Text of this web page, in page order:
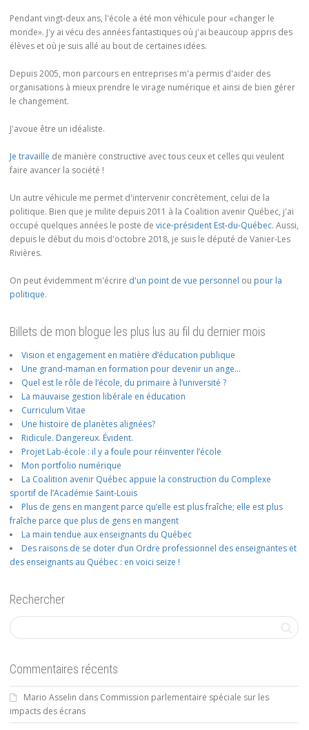
Pendant vingt-deux ans, l'école a été mon véhicule pour «changer le
monde». J'y ai vécu des années fantastiques où j'ai beaucoup appris des
élèves et où je suis allé au bout de certaines idées.
Depuis 2005, mon parcours en entreprises m'a permis d'aider des
organisations à mieux prendre le virage numérique et ainsi de bien gérer
le changement.
J'avoue être un idéaliste.
Je travaille de manière constructive avec tous ceux et celles qui veulent
faire avancer la société !
Un autre véhicule me permet d'intervenir concrètement, celui de la
politique. Bien que je milite depuis 2011 à la Coalition avenir Québec, j'ai
occupé quelques années le poste de vice-président Est-du-Québec. Aussi,
depuis le début du mois d'octobre 2018, je suis le député de Vanier-Les
Rivières.
On peut évidemment m'écrire d'un point de vue personnel ou pour la
politique.
Billets de mon blogue les plus lus au fil du dernier mois
Vision et engagement en matière d’éducation publique
Une grand-maman en formation pour devenir un ange…
Quel est le rôle de l’école, du primaire à l’université ?
La mauvaise gestion libérale en éducation
Curriculum Vitae
Une histoire de planètes alignées?
Ridicule. Dangereux. Évident.
Projet Lab-école : il y a foule pour réinventer l’école
Mon portfolio numérique
La Coalition avenir Québec appuie la construction du Complexe
sportif de l’Académie Saint-Louis
Plus de gens en mangent parce qu’elle est plus fraîche; elle est plus
fraîche parce que plus de gens en mangent
La main tendue aux enseignants du Québec
Des raisons de se doter d’un Ordre professionnel des enseignantes et
des enseignants au Québec : en voici seize !
Rechercher
Commentaires récents
Mario Asselin dans Commission parlementaire spéciale sur les
impacts des écrans